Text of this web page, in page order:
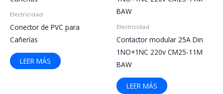
Electricidad
Conector de PVC para
Cañerías
LEER MÁS
Electricidad
Contactor modular 25A Din
1NO+1NC 220v CM25-11M
BAW
LEER MÁS